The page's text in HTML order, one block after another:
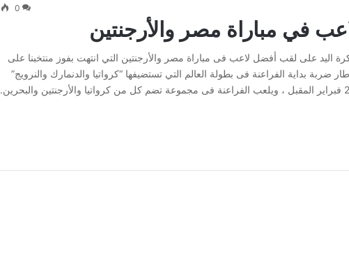
0
في مباراة مصر والأرجنتين
على لقب أفضل لاعب فى مباراة مصر والأرجنتين التي انتهت بفوز منتخبنا على
بنتيجة 39-25 فى إطار ضربة بداية الفراعنة فى بطولة العالم التي تستضيفها “كرواتيا والدنمارك والنرويج”
خلال الفترة من 14 يناير الجاري إلى 2 فبراير المقبل ، ويلعب الفراعنة فى مجموعة تضم كل من كرواتيا والأرجنتين والبحرين.